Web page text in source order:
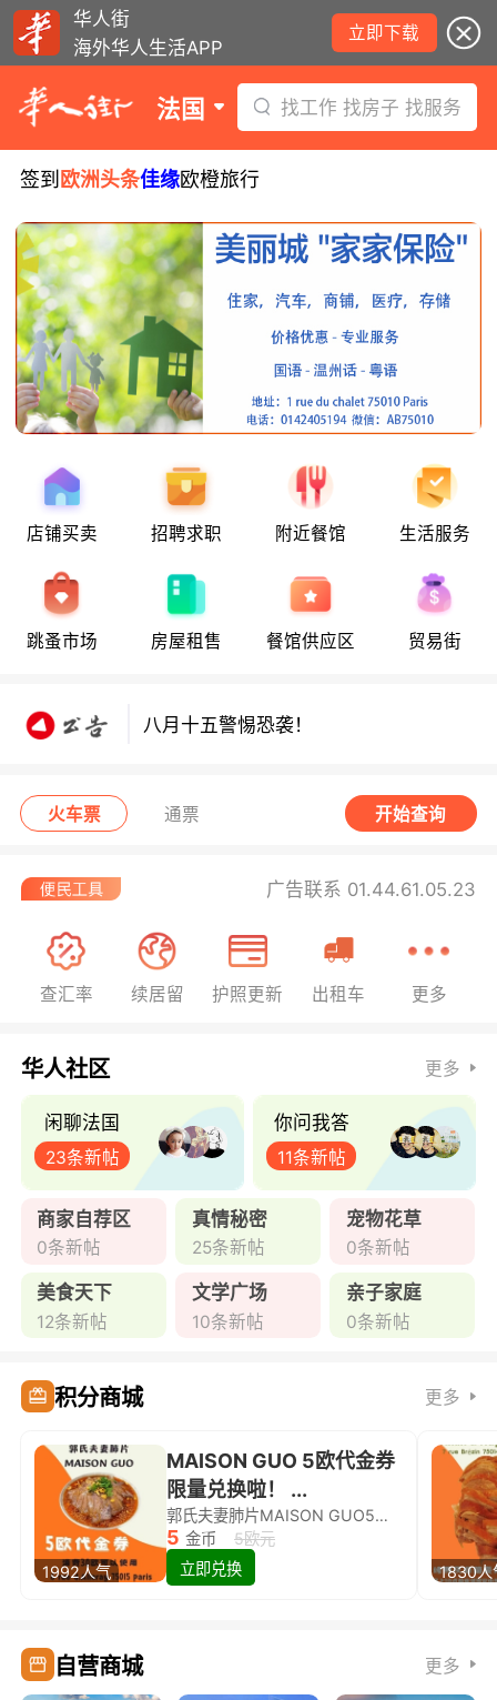
华人街
海外华人生活APP
立即下载
法国 找工作 找房子 找服务
签到 欧洲头条佳缘欧橙旅行
店铺买卖 招聘求职 附近餐馆 生活服务
跳蚤市场 房屋租售 餐馆供应区 贸易街
八月十五警惕恐袭！
八月十五警惕恐袭！
火车票 通票 开始查询
广告联系 01.44.61.05.23
查汇率 续居留 护照更新 出租车 更多
华人社区 更多
闲聊法国
23条新帖
你问我答
11条新帖
商家自荐区
0条新帖
真情秘密
25条新帖
宠物花草
0条新帖
美食天下
12条新帖
文学广场
10条新帖
亲子家庭
0条新帖
积分商城 更多
1992人气
MAISON GUO 5欧代金券
限量兑换啦！ ...
郭氏夫妻肺片MAISON GUO5欧代金券限量兑换啦！
5 金币
5欧元
立即兑换
1830人
自营商城 更多